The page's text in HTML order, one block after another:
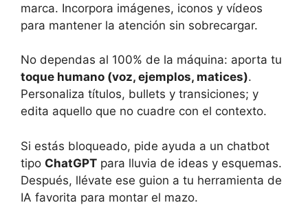
marca. Incorpora imágenes, iconos y vídeos
para mantener la atención sin sobrecargar.
No dependas al 100% de la máquina: aporta tu
toque humano (voz, ejemplos, matices).
Personaliza títulos, bullets y transiciones; y
edita aquello que no cuadre con el contexto.
Si estás bloqueado, pide ayuda a un chatbot
tipo ChatGPT para lluvia de ideas y esquemas.
Después, llévate ese guion a tu herramienta de
IA favorita para montar el mazo.